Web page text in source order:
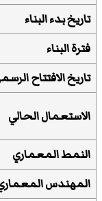
تاريخ بدء البناء
فترة البناء
تاريخ الافتتاح
الاستعمال الحالي
النمط المعماري
المهندس